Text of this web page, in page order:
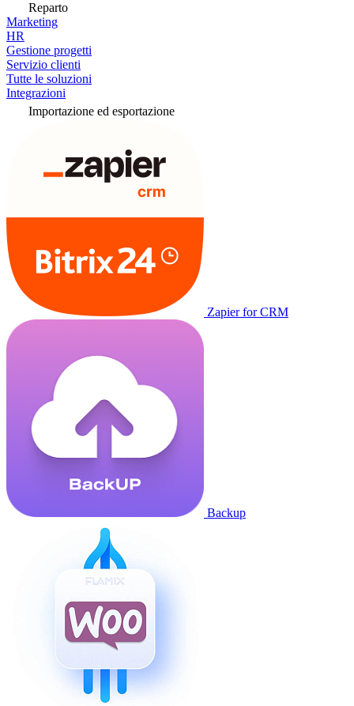
Reparto
Marketing
HR
Gestione progetti
Servizio clienti
Tutte le soluzioni
Integrazioni
Importazione ed esportazione
Zapier for CRM
Backup